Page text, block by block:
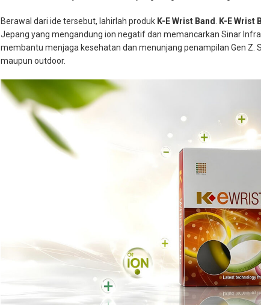
Berawal dari ide tersebut, lahirlah produk K-E Wrist Band K-E Wrist
Jepang yang mengandung ion negatif dan memancarkan Sinar
membantu menjaga kesehatan dan menunjang penampilan Gen
maupun outdoor.